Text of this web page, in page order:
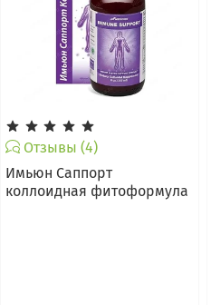
Отзывы (4)
Имьюн Саппорт
коллоидная фитоформула